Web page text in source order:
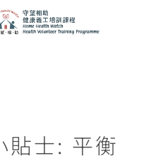
貼士: 平衡